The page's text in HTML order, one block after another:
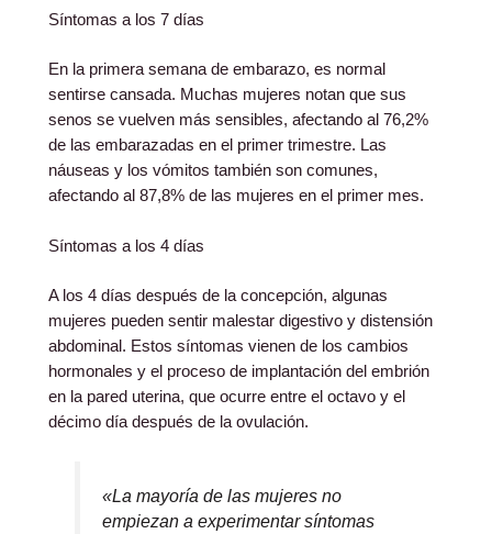
Síntomas a los 7 días
En la primera semana de embarazo, es normal
sentirse cansada. Muchas mujeres notan que sus
senos se vuelven más sensibles, afectando al 76,2%
de las embarazadas en el primer trimestre. Las
náuseas y los vómitos también son comunes,
afectando al 87,8% de las mujeres en el primer mes.
Síntomas a los 4 días
A los 4 días después de la concepción, algunas
mujeres pueden sentir malestar digestivo y distensión
abdominal. Estos síntomas vienen de los cambios
hormonales y el proceso de implantación del embrión
en la pared uterina, que ocurre entre el octavo y el
décimo día después de la ovulación.
«La mayoría de las mujeres no
empiezan a experimentar síntomas